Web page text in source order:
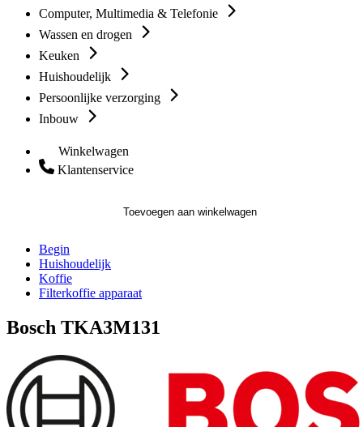
Computer, Multimedia & Telefonie
Wassen en drogen
Keuken
Huishoudelijk
Persoonlijke verzorging
Inbouw
Winkelwagen
Klantenservice
Toevoegen aan winkelwagen
Begin
Huishoudelijk
Koffie
Filterkoffie apparaat
Bosch TKA3M131